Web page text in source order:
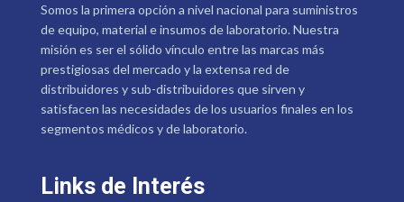
Somos la primera opción a nivel nacional para suministros
de equipo, material e insumos de laboratorio. Nuestra
misión es ser el sólido vínculo entre las marcas más
prestigiosas del mercado y la extensa red de
distribuidores y sub-distribuidores que sirven y
satisfacen las necesidades de los usuarios finales en los
segmentos médicos y de laboratorio.
Links de Interés